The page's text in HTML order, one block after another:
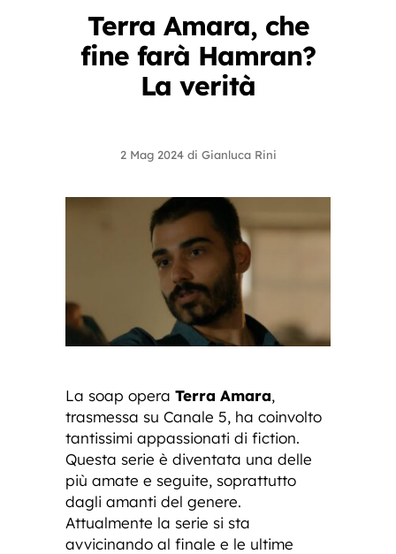
Terra Amara, che
fine farà Hamran?
La verità
2 Mag 2024 di Gianluca Rini
La soap opera Terra Amara,
trasmessa su Canale 5, ha coinvolto
tantissimi appassionati di fiction.
Questa serie è diventata una delle
più amate e seguite, soprattutto
dagli amanti del genere.
Attualmente la serie si sta
avvicinando al finale e le ultime